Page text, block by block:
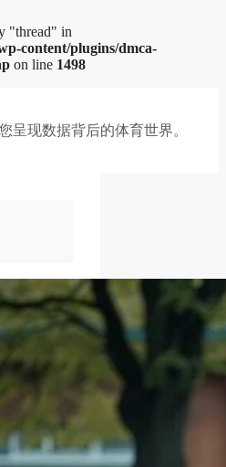
"thread" in
content/plugins/dmca-
on line 1498
呈现数据背后的体育世界。